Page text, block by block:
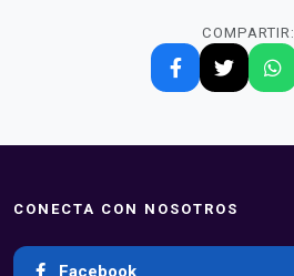
COMPARTIR:
CONECTA CON NOSOTROS
Facebook